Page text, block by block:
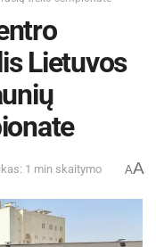
Lietuvos
1 min skaitymo AA